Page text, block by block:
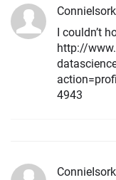
ConnieIsork
I couldn’t
http://
4943
ConnieIsork